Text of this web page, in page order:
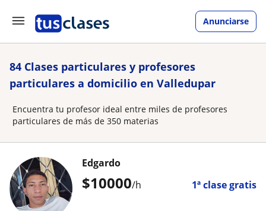
Anunciarse
84 Clases particulares y profesores
particulares a domicilio en Valledupar
Encuentra tu profesor ideal entre miles de profesores
particulares de más de 350 materias
$10000/h 1ª clase gratis
Edgardo